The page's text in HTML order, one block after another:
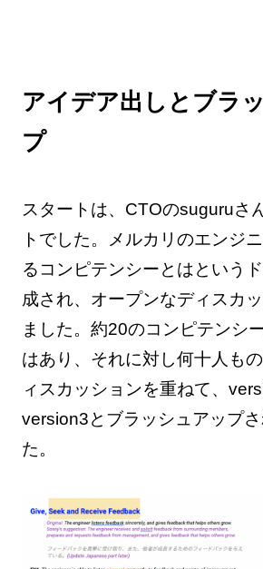
アイデア出しとブラ
プ
スタートは、CTOのsuguruさ
トでした。メルカリのエンジ
るコンピテンシーとはという
成され、オープンなディスカ
ました。約20のコンピテンシ
はあり、それに対し何十人も
ィスカッションを重ねて、
version3とブラッシュアップ
た。